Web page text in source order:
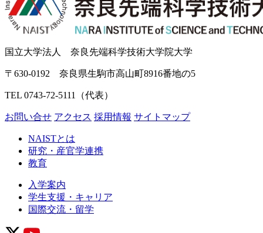
国立大学法人 奈良先端科学技術大学院大学
〒630-0192 奈良県生駒市高山町8916番地の5
TEL 0743-72-5111（代表）
お問い合せ アクセス 採用情報 サイトマップ
NAISTとは
研究・産官学連携
教育
入学案内
学生支援・キャリア
国際交流・留学